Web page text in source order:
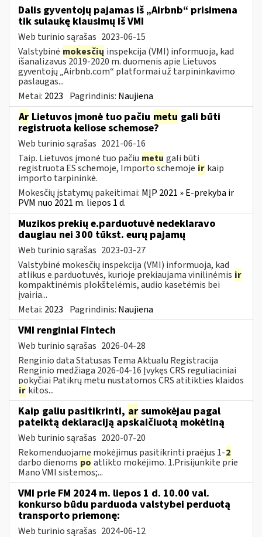
Dalis gyventojų pajamas iš „Airbnb“ prisimena
tik sulaukę klausimų iš VMI
Web turinio sąrašas 2023-06-15
Valstybinė mokesčių inspekcija (VMI) informuoja, kad
išanalizavus 2019-2020 m. duomenis apie Lietuvos
gyventojų „Airbnb.com“ platformai už tarpininkavimo
paslaugas...
Metai: 2023 Pagrindinis: Naujiena
Ar Lietuvos įmonė tuo pačiu metu gali būti
registruota keliose schemose?
Web turinio sąrašas 2021-06-16
Taip. Lietuvos įmonė tuo pačiu metu gali būti
registruota ES schemoje, Importo schemoje ir kaip
importo tarpininkė.
Mokesčių įstatymų pakeitimai: MĮP 2021 » E-prekyba ir
PVM nuo 2021 m. liepos 1 d.
Muzikos prekių e.parduotuvė nedeklaravo
daugiau nei 300 tūkst. eurų pajamų
Web turinio sąrašas 2023-03-27
Valstybinė mokesčių inspekcija (VMI) informuoja, kad
atlikus e.parduotuvės, kurioje prekiaujama vinilinėmis ir
kompaktinėmis plokštelėmis, audio kasetėmis bei
įvairia...
Metai: 2023 Pagrindinis: Naujiena
VMI renginiai Fintech
Web turinio sąrašas 2026-04-28
Renginio data Statusas Tema Aktualu Registracija
Renginio medžiaga 2026-04-16 Įvykęs CRS reguliaciniai
pokyčiai Patikrų metu nustatomos CRS atitikties klaidos
ir kitos...
Kaip galiu pasitikrinti, ar sumokėjau pagal
pateiktą deklaraciją apskaičiuotą mokėtiną
Web turinio sąrašas 2020-07-20
Rekomenduojame mokėjimus pasitikrinti praėjus 1-2
darbo dienoms po atlikto mokėjimo. 1.Prisijunkite prie
Mano VMI sistemos;...
VMI prie FM 2024 m. liepos 1 d. 10.00 val.
konkurso būdu parduoda valstybei perduotą
transporto priemonę:
Web turinio sąrašas 2024-06-12